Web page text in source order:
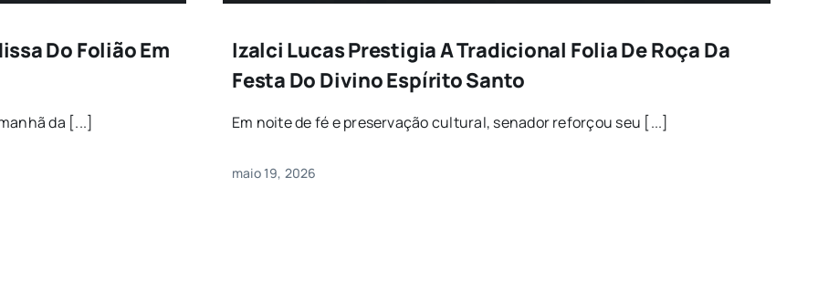
Do Folião Em
da [...]
Izalci Lucas Prestigia A Tradicional Folia De Roça Da
Festa Do Divino Espírito Santo
Em noite de fé e preservação cultural, senador reforçou seu [...]
maio 19, 2026